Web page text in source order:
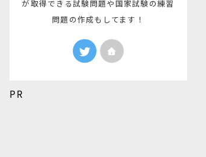
が取得できる試験問題や国家試験の練習
問題の作成もしてます！
PR